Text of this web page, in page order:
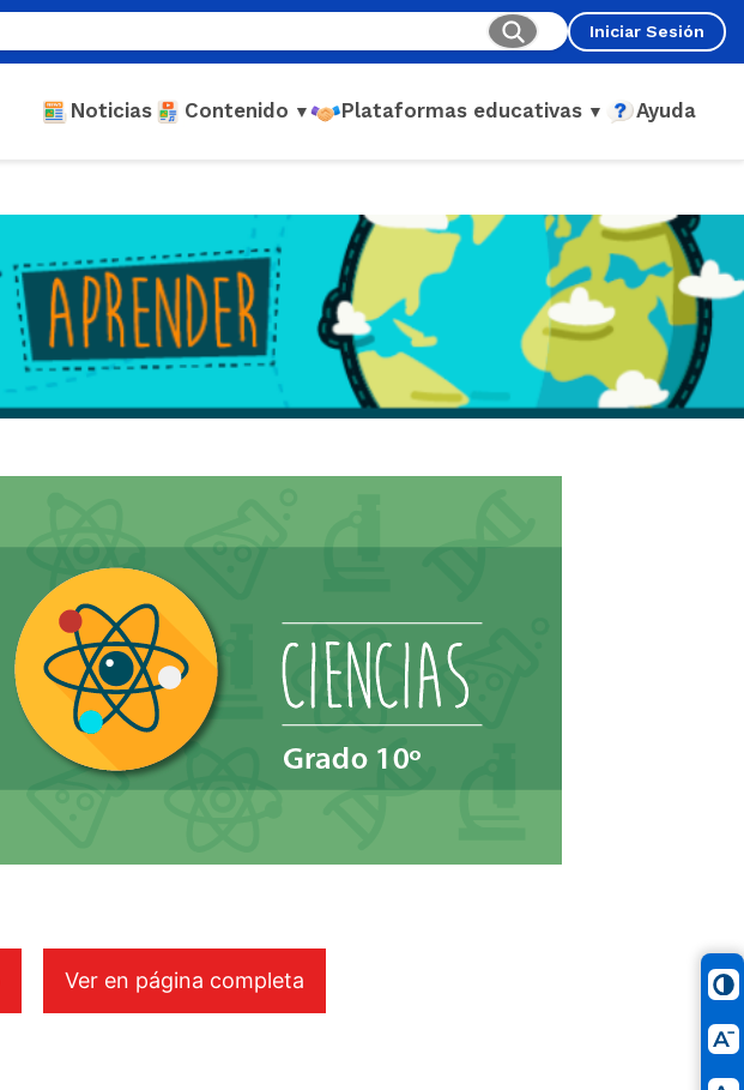
Iniciar Sesión
Noticias Contenido ▼ Plataformas educativas ▼ Ayuda
Ver en página completa